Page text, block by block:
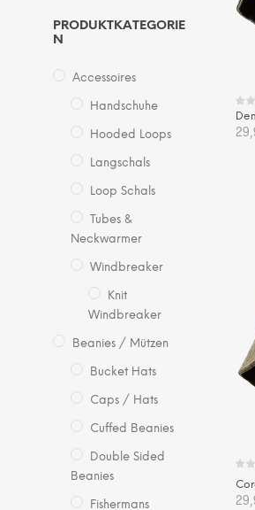
PRODUKTKATEGORIE
N
Accessoires
Handschuhe
Hooded Loops
Langschals
Loop Schals
Tubes &
Neckwarmer
Windbreaker
Knit
Windbreaker
Beanies / Mützen
Bucket Hats
Caps / Hats
Cuffed Beanies
Double Sided
Beanies
Fishermans